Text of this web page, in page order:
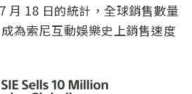
月 18 日的統計，全球銷售數量
為索尼互動娛樂史上銷售速度